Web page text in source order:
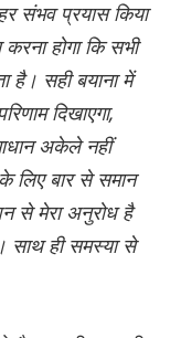
संभव प्रयास किया
होगा कि सभी
है। सही बयाना में
दिखाएगा,
अकेले नहीं
लिए बार से समान
से मेरा अनुरोध है
ही समस्या से